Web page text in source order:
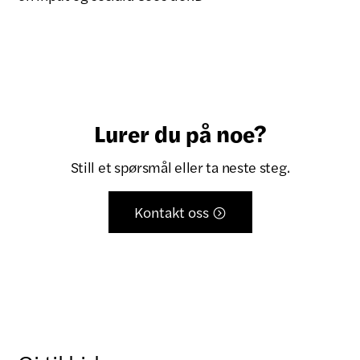
Lurer du på noe?
Still et spørsmål eller ta neste steg.
Kontakt oss 